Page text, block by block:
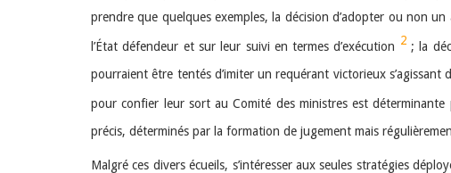
prendre que quelques exemples, la décision d’adopter ou non
l’État défendeur et sur leur suivi en termes d’exécution 2; la
pourraient être tentés d’imiter un requérant victorieux
pour confier leur sort au Comité des ministres est
précis, déterminés par la formation de jugement mais
Malgré ces divers écueils, s’intéresser aux seules stratégies